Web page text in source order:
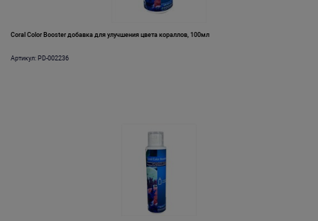
Coral Color Booster добавка для улучшения цвета кораллов, 100мл
Артикул: PD-002236